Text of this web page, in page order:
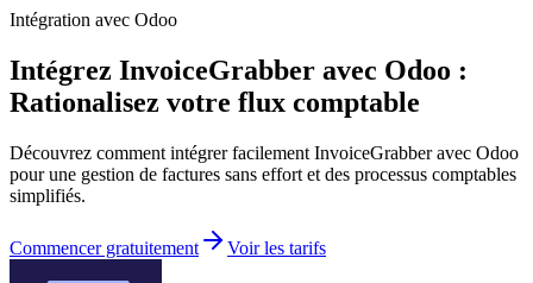
Intégration avec Odoo
Intégrez InvoiceGrabber avec Odoo :
Rationalisez votre flux comptable
Découvrez comment intégrer facilement InvoiceGrabber avec Odoo
pour une gestion de factures sans effort et des processus comptables
simplifiés.
Commencer gratuitement Voir les tarifs